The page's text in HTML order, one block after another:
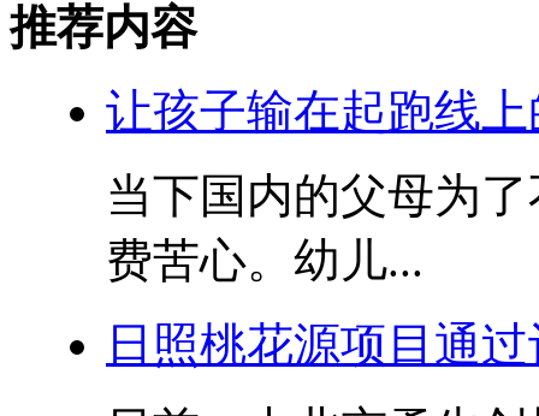
推荐内容
让孩子输在起跑线
当下国内的父母为
费苦心。幼儿...
日照桃花源项目通